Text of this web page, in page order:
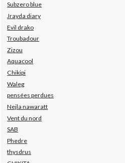
Subzero blue
Jrayda diary
Evil drako
Troubadour
Zizou
Aquacool
Chikipi
Waleg
pensées perdues
Nejla nawaratt
Vent du nord
SAB
Phedre
thysdrus